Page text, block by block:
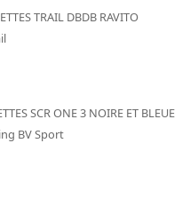
TRAIL DBDB RAVITO
SCR ONE 3 NOIRE ET BLEUE
BV Sport